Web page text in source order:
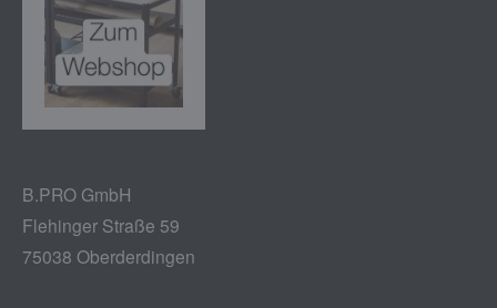
B.PRO GmbH
Flehinger Straße 59
75038 Oberderdingen